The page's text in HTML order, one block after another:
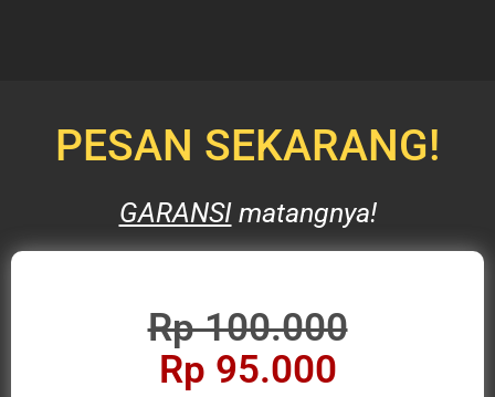
PESAN SEKARANG!
GARANSImatangnya!
Rp 100.000
Rp 95.000